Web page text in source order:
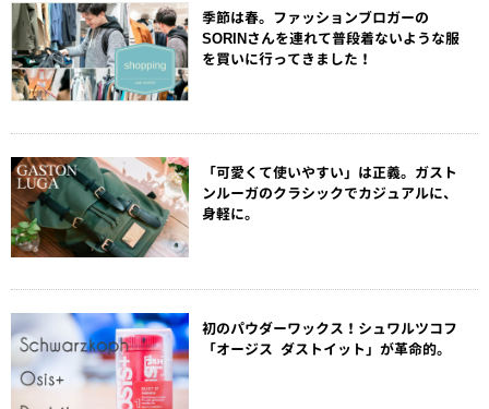
季節は春。ファッションブロガーの
SORINさんを連れて普段着ないような服
を買いに行ってきました！
「可愛くて使いやすい」は正義。ガスト
ンルーガのクラシックでカジュアルに、
身軽に。
初のパウダーワックス！シュワルツコフ
「オージス ダストイット」が革命的。